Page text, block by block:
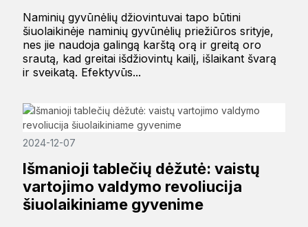
Naminių gyvūnėlių džiovintuvai tapo būtini
šiuolaikinėje naminių gyvūnėlių priežiūros srityje,
nes jie naudoja galingą karštą orą ir greitą oro
srautą, kad greitai išdžiovintų kailį, išlaikant švarą
ir sveikatą. Efektyvūs...
2024-12-07
Išmanioji tablečių dėžutė: vaistų
vartojimo valdymo revoliucija
šiuolaikiniame gyvenime